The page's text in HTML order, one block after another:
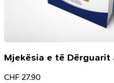
Mjekësia e të Dërguarit
CHF 27.90